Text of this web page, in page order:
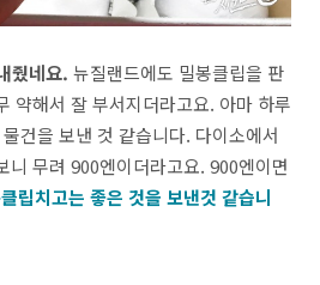
줬네요. 뉴질랜드에도 밀봉클립을 판
약해서 잘 부서지더라고요. 아마 하루
건을 보낸 것 같습니다. 다이소에서
니 무려 900엔이더라고요. 900엔이면
립치고는 좋은 것을 보낸것 같습니